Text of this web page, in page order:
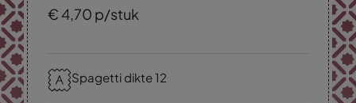
€ 4,70 p/stuk
Spagetti dikte 12